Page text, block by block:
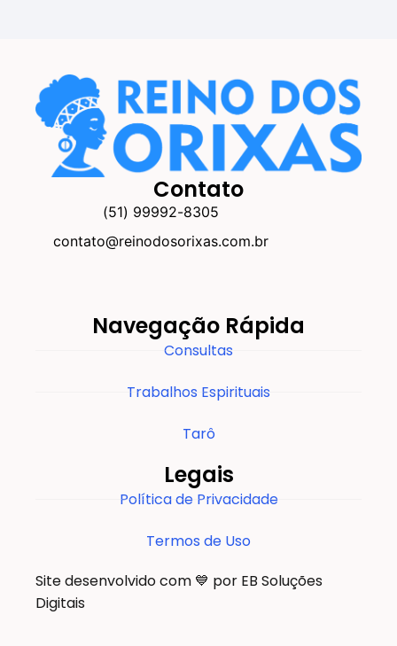
Contato
(51) 99992-8305
contato@reinodosorixas.com.br
Navegação Rápida
Consultas
Trabalhos Espirituais
Tarô
Legais
Política de Privacidade
Termos de Uso
Site desenvolvido com 💙 por EB Soluções
Digitais